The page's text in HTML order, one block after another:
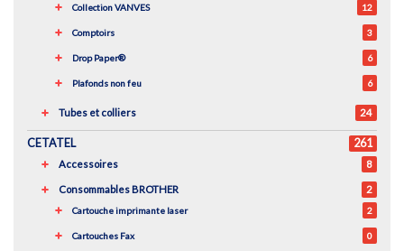
Collection VANVES 12
Comptoirs 3
Drop Paper® 6
Plafonds non feu 6
Tubes et colliers 24
CETATEL 261
Accessoires 8
Consommables BROTHER 2
Cartouche imprimante laser 2
Cartouches Fax 0